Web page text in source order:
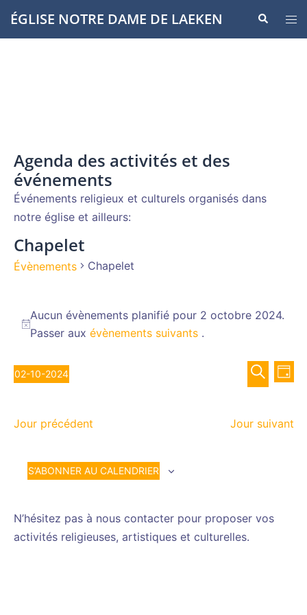
Aller
auÉGLISE NOTRE DAME DE LAEKEN
le
Agenda des activités et des
événements
Événements religieux et culturels organisés dans
notre église et ailleurs:
Chapelet
Évènements Chapelet
for
2024
Notice
Aucun évènements planifié pour 2 octobre 2024.
Passer auxévènements suivants .
et
de
de
JOUR
02-10-2024
date.
Jour précédent Jour suivant
S’ABONNER AU CALENDRIER
N’hésitez pas à nous contacter pour proposer vos
activités religieuses, artistiques et culturelles.